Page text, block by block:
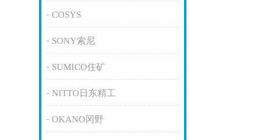
COSYS
SONY索尼
SUMICO住矿
NITTO日东精工
OKANO冈野